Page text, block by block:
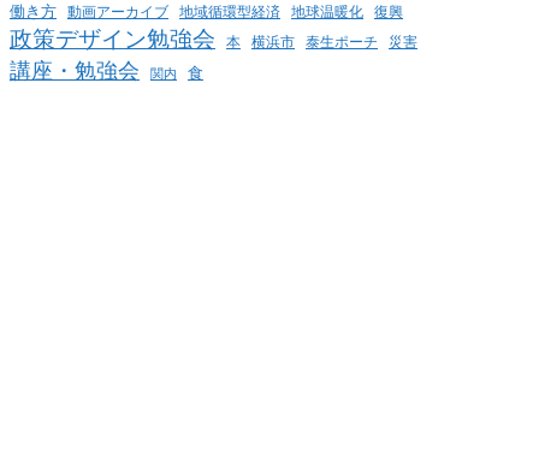
働き方 動画アーカイブ 地域循環型経済 地球温暖化 復興
政策デザイン勉強会 本 横浜市 泰生ポーチ 災害
講座・勉強会 関内 食